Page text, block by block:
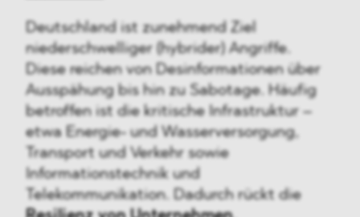
Deutschland ist zunehmend Ziel
niederschwelliger (hybrider) Angriffe.
Diese reichen von Desinformationen über
Ausspähung bis hin zu Sabotage. Häufig
betroffen ist die kritische Infrastruktur –
etwa Energie- und Wasserversorgung,
Transport und Verkehr sowie
Informationstechnik und
Telekommunikation. Dadurch rückt die